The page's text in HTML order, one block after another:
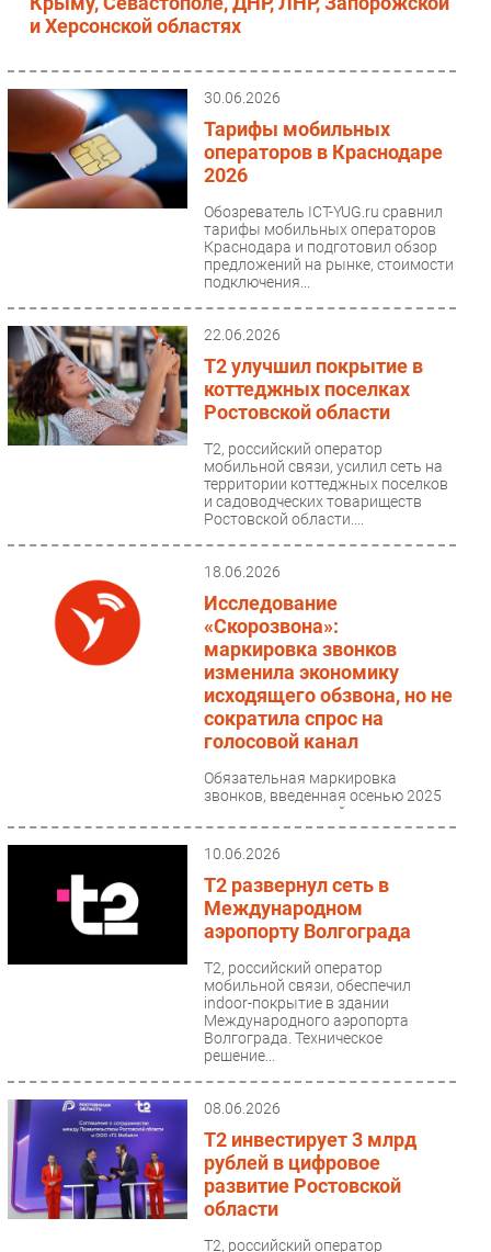
и Херсонской областях
30.06.2026
Тарифы мобильных
операторов в Краснодаре
2026
Обозреватель ICT-YUG.ru сравнил
тарифы мобильных операторов
Краснодара и подготовил обзор
предложений на рынке, стоимости
подключения...
22.06.2026
T2 улучшил покрытие в
коттеджных поселках
Ростовской области
T2, российский оператор
мобильной связи, усилил сеть на
территории коттеджных поселков
и садоводческих товариществ
Ростовской области....
18.06.2026
Исследование
«Скорозвона»:
маркировка звонков
изменила экономику
исходящего обзвона, но не
сократила спрос на
голосовой канал
Обязательная маркировка
звонков, введенная осенью 2025
года, стала крупнейшим
изменением на рынке исходящих
коммуникаций за последние...
10.06.2026
T2 развернул сеть в
Международном
аэропорту Волгограда
Т2, российский оператор
мобильной связи, обеспечил
indoor-покрытие в здании
Международного аэропорта
Волгограда. Техническое
решение...
08.06.2026
T2 инвестирует 3 млрд
рублей в цифровое
развитие Ростовской
области
T2, российский оператор